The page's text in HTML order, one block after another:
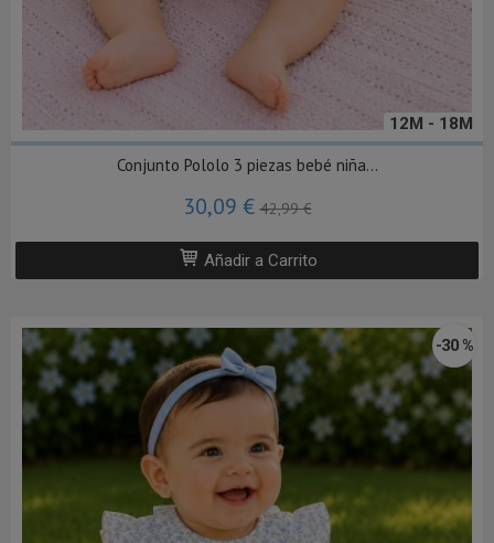
12M - 18M
Conjunto Pololo 3 piezas bebé niña...
30,09 €42,99 €
Añadir a Carrito
-30 %